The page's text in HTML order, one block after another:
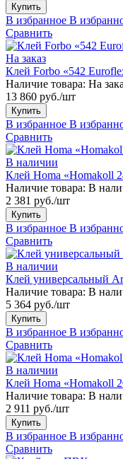
Купить
В избранное В
Сравнить
На заказ
Клей Forbo «542
Наличие товара: На
13 860 руб./шт
Купить
В избранное В
Сравнить
В наличии
Клей Homa «Homakoll
Наличие товара: В
2 381 руб./шт
Купить
В избранное В
Сравнить
В наличии
Клей универсальный
Наличие товара: В
5 364 руб./шт
Купить
В избранное В
Сравнить
В наличии
Клей Homa «Homakoll
Наличие товара: В
2 911 руб./шт
Купить
В избранное В
Сравнить